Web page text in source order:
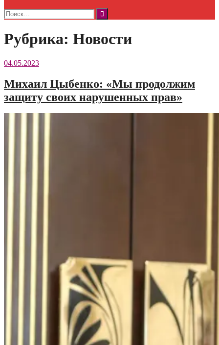
Найти:
Рубрика: Новости
04.05.2023
Михаил Цыбенко: «Мы продолжим
защиту своих нарушенных прав»